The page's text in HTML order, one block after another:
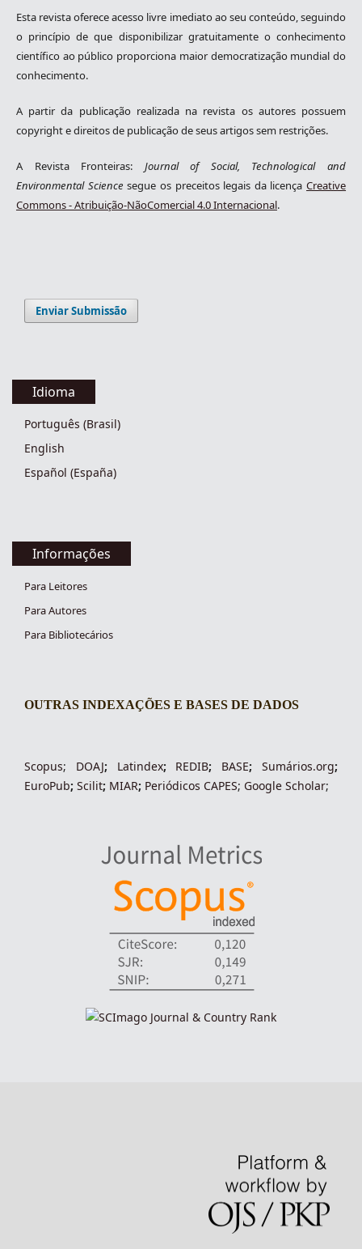
Esta revista oferece acesso livre imediato ao seu conteúdo, seguindo
o princípio de que disponibilizar gratuitamente o conhecimento
científico ao público proporciona maior democratização mundial do
conhecimento.
A partir da publicação realizada na revista os autores possuem
copyright e direitos de publicação de seus artigos sem restrições.
A Revista Fronteiras: Journal of Social, Technological and
Environmental Science segue os preceitos legais da licençaCreative
Commons - Atribuição-NãoComercial 4.0 Internacional.
Enviar Submissão
Idioma
Português (Brasil)
English
Español (España)
Informações
Para Leitores
Para Autores
Para Bibliotecários
indexacoes-fronteiras
OUTRAS INDEXAÇÕES E BASES DE DADOS
Scopus; DOAJ; Latindex; REDIB; BASE;Sumários.org;
EuroPub; Scilit; MIAR; Periódicos CAPES; Google Scholar;
indexadores-fronteiras